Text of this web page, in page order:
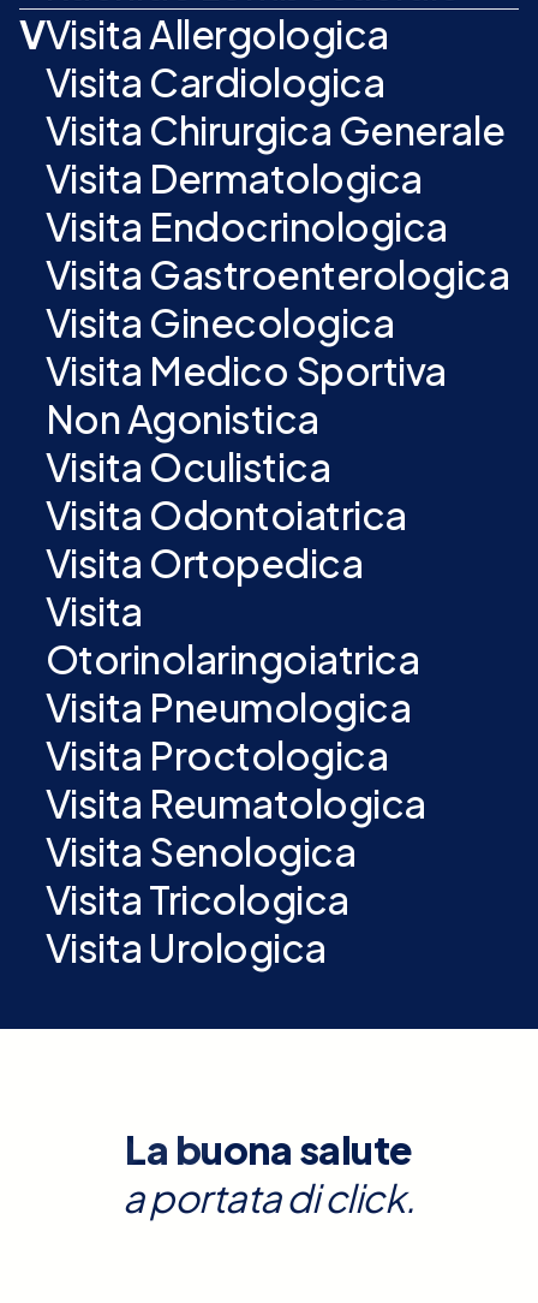
VVisita Allergologica
Visita Cardiologica
Visita Chirurgica Generale
Visita Dermatologica
Visita Endocrinologica
Visita Gastroenterologica
Visita Ginecologica
Visita Medico Sportiva
Non Agonistica
Visita Oculistica
Visita Odontoiatrica
Visita Ortopedica
Visita
Otorinolaringoiatrica
Visita Pneumologica
Visita Proctologica
Visita Reumatologica
Visita Senologica
Visita Tricologica
Visita Urologica
La buona salute
a portata di click.